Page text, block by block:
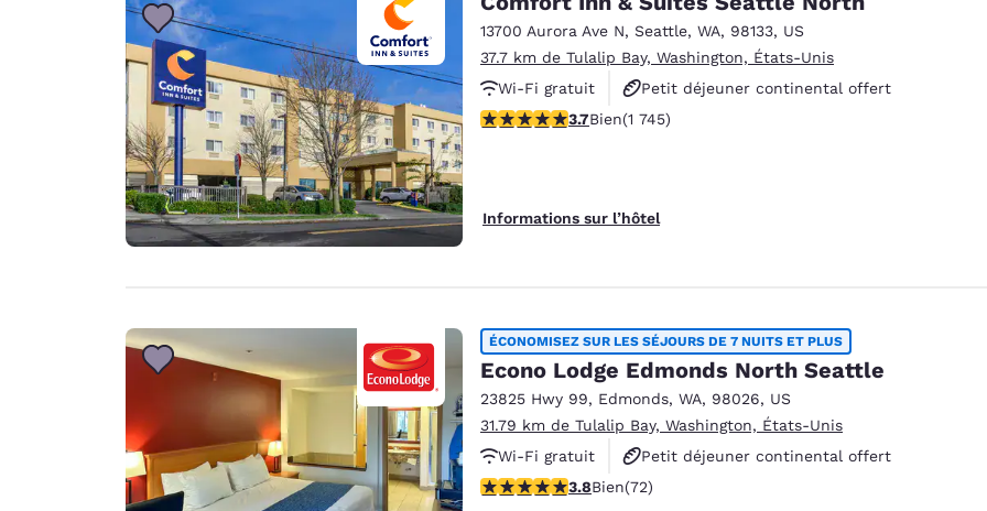
13700 Aurora Ave N, Seattle, WA, 98133, US
37.7 km de Tulalip Bay, Washington, États-Unis
Wi-Fi gratuit
Petit déjeuner continental offert
Petit déjeuner chaud offert
3.74 étoiles. Bien. 1745 commentaires
3.7Bien(1 745)
Informations sur l’hôtel
ÉCONOMISEZ SUR LES SÉJOURS DE 7 NUITS ET PLUS
Econo Lodge Edmonds North Seattle
23825 Hwy 99, Edmonds, WA, 98026, US
31.79 km de Tulalip Bay, Washington, États-Unis
Wi-Fi gratuit
Petit déjeuner continental offert
Animaux acceptés
3.82 étoiles. Bien. 72 commentaires
3.8Bien(72)